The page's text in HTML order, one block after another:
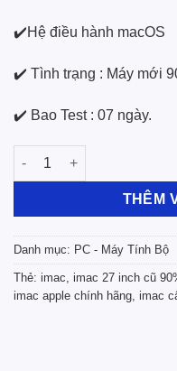
✔️Hệ điều hành macOS
✔️ Tình trạng : Máy mới
✔️ Bao Test : 07 ngày.
Apple iMac 27-inch i7/
THÊM
Danh mục: PC - Máy Tính Bộ
Thẻ: imac imac 27 inch cũ
imac apple chính hãng imac